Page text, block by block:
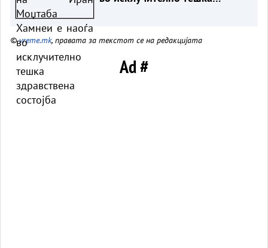
©vreme.mk, правата за текстот се на редакцијата
Ad #